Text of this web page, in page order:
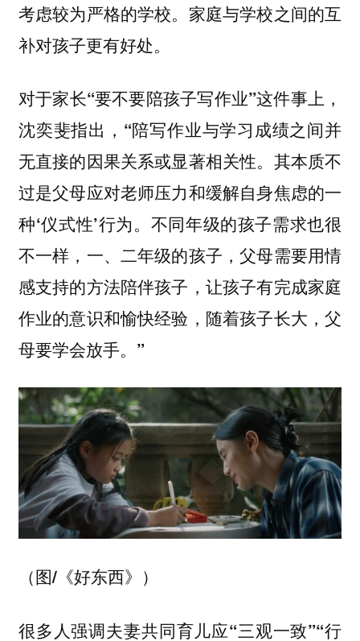
考虑较为严格的学校。家庭与学校之间的互
补对孩子更有好处。
对于家长“要不要陪孩子写作业”这件事上，
沈奕斐指出，“陪写作业与学习成绩之间并
无直接的因果关系或显著相关性。其本质不
过是父母应对老师压力和缓解自身焦虑的一
种‘仪式性’行为。不同年级的孩子需求也很
不一样，一、二年级的孩子，父母需要用情
感支持的方法陪伴孩子，让孩子有完成家庭
作业的意识和愉快经验，随着孩子长大，父
母要学会放手。”
（图/《好东西》）
很多人强调夫妻共同育儿应“三观一致”“行